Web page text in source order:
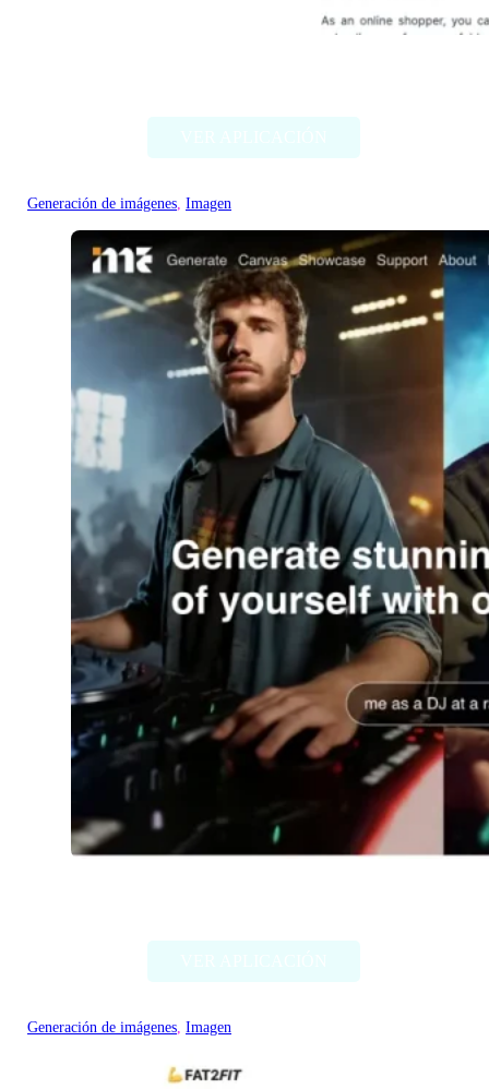
Generación de imágenes, Imagen
Generación de imágenes, Imagen